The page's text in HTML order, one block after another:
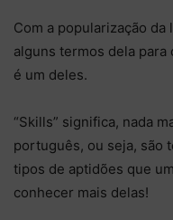
Com a popularização
alguns termos dela
é um deles.
“Skills” significa, nada
português, ou seja, são
tipos de aptidões que
conhecer mais delas!